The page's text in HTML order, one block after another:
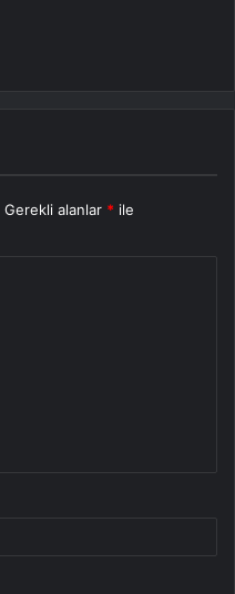
Gerekli alanlar * ile